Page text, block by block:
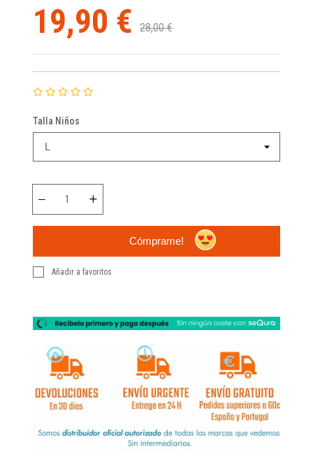
19,90 € 28,00 €
Talla Niños
Cómprame!
Añadir a favoritos